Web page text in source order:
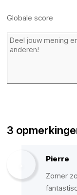
Globale score
3
Pierre
Zomer